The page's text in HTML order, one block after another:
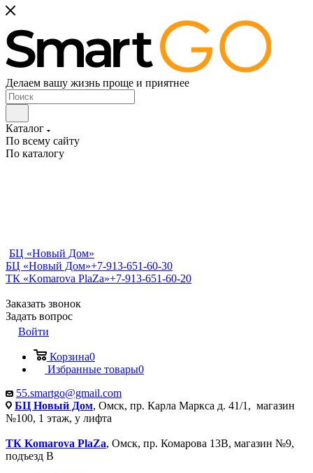
Делаем вашу жизнь проще и приятнее
Каталог
По всему сайту
По каталогу
БЦ «Новый Дом»
БЦ «Новый Дом»+7-913-651-60-30
ТК «Komarova PlaZa»+7-913-651-60-20
Заказать звонок
Задать вопрос
Войти
Корзина0
Избранные товары0
55.smartgo@gmail.com
БЦ Новый Дом, Омск, пр. Карла Маркса д. 41/1, магазин
№100, 1 этаж, у лифта
ТК Komarova PlaZa, Омск, пр. Комарова 13В, магазин №9,
подъезд В